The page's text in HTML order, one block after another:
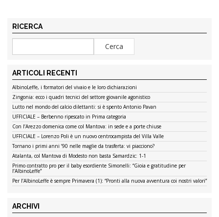
RICERCA
ARTICOLI RECENTI
AlbinoLeffe, i formatori del vivaio e le loro dichiarazioni
Zingonia: ecco i quadri tecnici del settore giovanile agonistico
Lutto nel mondo del calcio dilettanti: si è spento Antonio Pavan
UFFICIALE – Berbenno ripescato in Prima categoria
Con l’Arezzo domenica come col Mantova: in sede e a porte chiuse
UFFICIALE – Lorenzo Poli è un nuovo centrocampista del Villa Valle
Tornano i primi anni ’90 nelle maglie da trasferta: vi piacciono?
Atalanta, col Mantova di Modesto non basta Samardzic: 1-1
Primo contratto pro per il baby esordiente Simonelli: “Gioia e gratitudine per
l’AlbinoLeffe”
Per l’AlbinoLeffe è sempre Primavera (1): “Pronti alla nuova avventura coi nostri valori”
ARCHIVI